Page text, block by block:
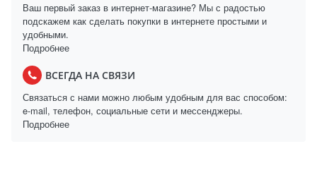
Ваш первый заказ в интернет-магазине? Мы с радостью
подскажем как сделать покупки в интернете простыми и
удобными.
Подробнее
ВСЕГДА НА СВЯЗИ
Связаться с нами можно любым удобным для вас способом:
e-mail, телефон, социальные сети и мессенджеры.
Подробнее